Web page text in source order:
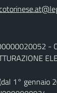
-
1° gennaio